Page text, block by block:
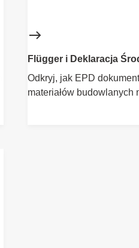
Flügger i Deklaracja
Produktu (EPD)
Odkryj, jak EPD
materiałów budowlanych